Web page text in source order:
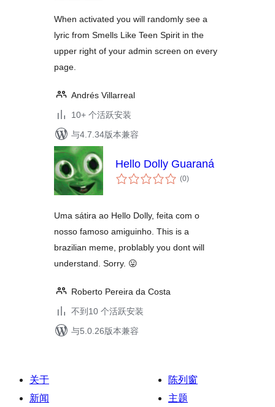
When activated you will randomly see a
lyric from Smells Like Teen Spirit in the
upper right of your admin screen on every
page.
Andrés Villarreal
10+ 个活跃安装
与4.7.34版本兼容
Hello Dolly Guaraná
(0总
评)
Uma sátira ao Hello Dolly, feita com o
nosso famoso amiguinho. This is a
brazilian meme, problably you dont will
understand. Sorry. 😛
Roberto Pereira da Costa
不到10 个活跃安装
与5.0.26版本兼容
关于
新闻
陈列窗
主题